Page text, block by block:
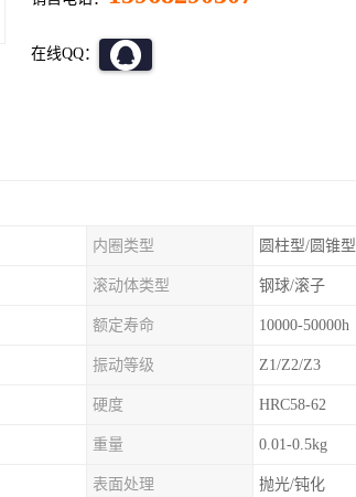
在线QQ：
内圈类型 圆柱型/圆锥型
滚动体类型 钢球/滚子
额定寿命 10000-50000h
振动等级 Z1/Z2/Z3
硬度 HRC58-62
重量 0.01-0.5kg
表面处理 抛光/钝化